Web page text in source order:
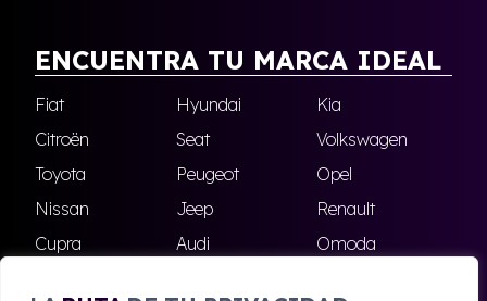
ENCUENTRA TU MARCA IDEAL
Fiat Hyundai
Kia
Citroën
Seat
Volkswagen
Toyota
Peugeot
Opel
Nissan
Jeep
Renault
Cupra
Audi
Omoda